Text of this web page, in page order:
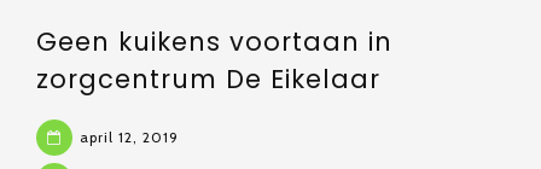
Geen kuikens voortaan in
zorgcentrum De Eikelaar
april 12, 2019